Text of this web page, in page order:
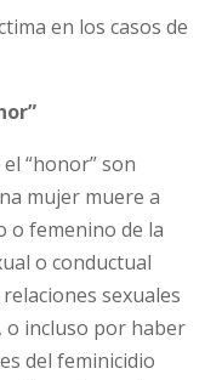
en los casos de
“honor” son
mujer muere a
o femenino de la
o conductual
sexuales
o incluso por haber
del feminicidio